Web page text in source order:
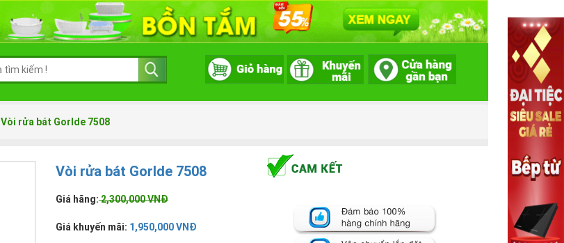
Vòi rửa bát Gorlde 7508
Vòi rửa bát Gorlde 7508
Giá hãng:2,300,000 VNĐ
Giá khuyến mãi: 1,950,000 VNĐ